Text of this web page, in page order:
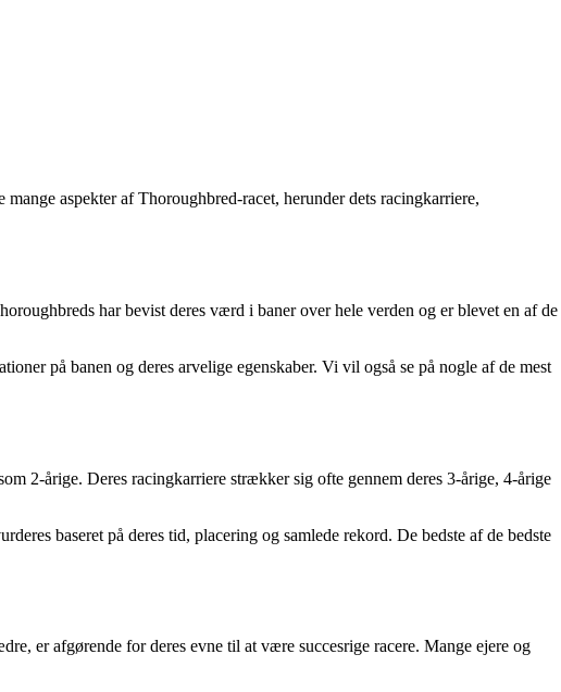
aspekter af Thoroughbred-racet, herunder dets racingkarriere,
har bevist deres værd i baner over hele verden og er blevet en af ​​de
på banen og deres arvelige egenskaber. Vi vil også se på nogle af de mest
2-årige. Deres racingkarriere strækker sig ofte gennem deres 3-årige, 4-årige
baseret på deres tid, placering og samlede rekord. De bedste af de bedste
er afgørende for deres evne til at være succesrige racere. Mange ejere og